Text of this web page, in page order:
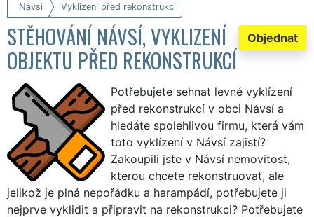
Návsí Vyklízení před rekonstrukcí
Objednat
STĚHOVÁNÍ NÁVSÍ, VYKLIZENÍ
OBJEKTU PŘED REKONSTRUKCÍ
Potřebujete sehnat levné vyklízení
před rekonstrukcí v obci Návsí a
hledáte spolehlivou firmu, která vám
toto vyklízení v Návsí zajistí?
Zakoupili jste v Návsí nemovitost,
kterou chcete rekonstruovat, ale
jelikož je plná nepořádku a harampádí, potřebujete ji
nejprve vyklidit a připravit na rekonstrukci? Potřebujete